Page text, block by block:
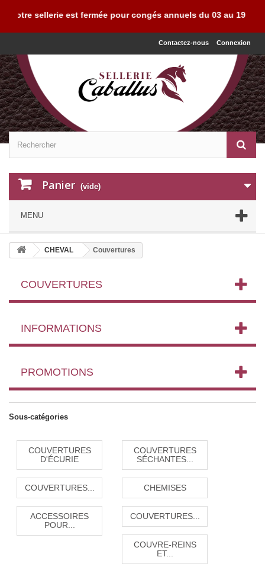
sellerie est fermée pour congés annuels du 03 au 19 août 2026.
Connexion
Contactez-nous
Panier (vide)
MENU
CHEVAL Couvertures
COUVERTURES
INFORMATIONS
PROMOTIONS
Sous-catégories
COUVERTURES
D'ÉCURIE
COUVERTURES
SÉCHANTES...
COUVERTURES... CHEMISES
ACCESSOIRES
POUR...
COUVERTURES...
COUVRE-REINS
ET...